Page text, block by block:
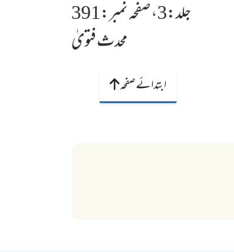
جلد:3، صفحہ نمبر:391
محدث فتویٰ
ابتدائے صفحہ